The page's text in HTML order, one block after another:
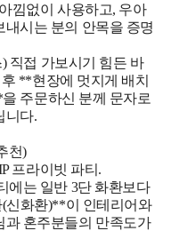
낌없이 사용하고, 우아
시는 분의 안목을 증명
) 직접 가보시기 힘든 바
**현장에 멋지게 배치
주문하신 분께 문자로
니다.
천)
프라이빗 파티.
에는 일반 3단 화환보다
신화환)**이 인테리어와
과 혼주분들의 만족도가